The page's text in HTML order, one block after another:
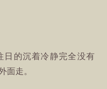
日的沉着冷静完全没有
面走。